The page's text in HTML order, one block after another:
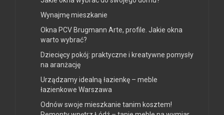
Wynajmę mieszkanie
Okna PCV Brugmann Arte, profile. Jakie okna
warto wybrać?
Dziecięcy pokój: praktyczne i kreatywne pomysły
na aranżację
Urządzamy idealną łazienkę – meble
łazienkowe Warszawa
Odnów swoje mieszkanie tanim kosztem!